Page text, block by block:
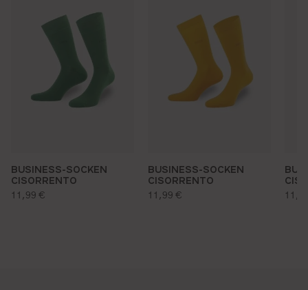
BUSINESS-SOCKEN
CISORRENTO
regulärer preis:
11,99 €
BUSINESS-SOCKEN
CISORRENTO
regulärer preis:
11,99 €